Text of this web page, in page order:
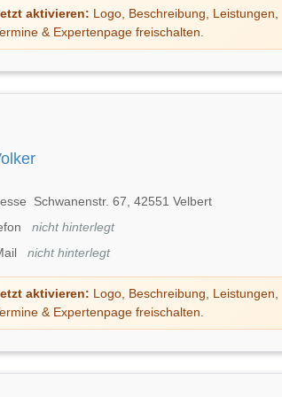
aktivieren: Logo, Beschreibung, Leistungen,
& Expertenpage freischalten.
Schwanenstr. 67, 42551 Velbert
nicht hinterlegt
nicht hinterlegt
aktivieren: Logo, Beschreibung, Leistungen,
& Expertenpage freischalten.